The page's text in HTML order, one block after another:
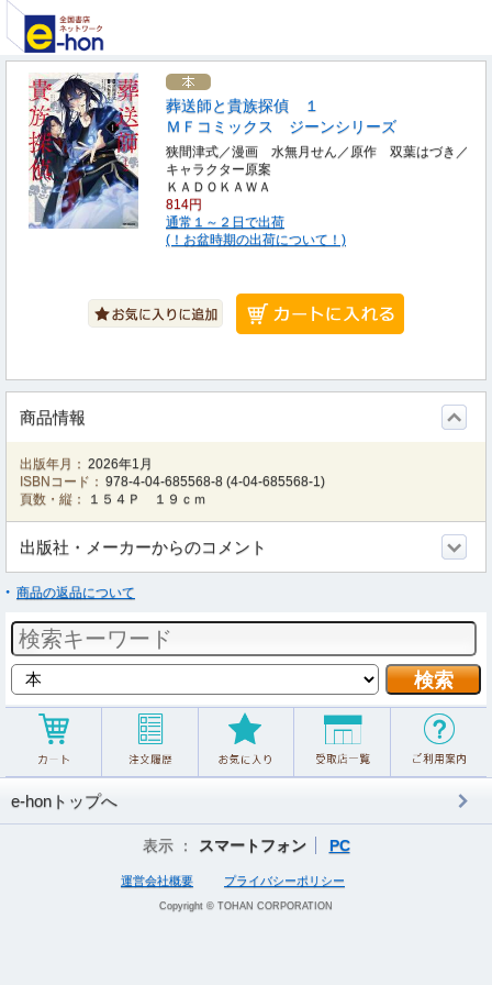
葬送師と貴族探偵 １
ＭＦコミックス ジーンシリーズ
狭間津式／漫画 水無月せん／原作 双葉はづき／
キャラクター原案
ＫＡＤＯＫＡＷＡ
814円
通常１～２日で出荷
(！お盆時期の出荷について！)
商品情報
出版年月： 2026年1月
ISBNコード： 978-4-04-685568-8 (4-04-685568-1)
頁数・縦：
１５４Ｐ １９ｃｍ
出版社・メーカーからのコメント
商品の返品について
e-honトップへ
表示 ： スマートフォン PC
運営会社概要 プライバシーポリシー
Copyright © TOHAN CORPORATION